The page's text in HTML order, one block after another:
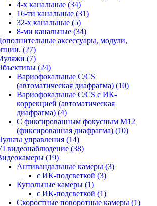
4-х канальные (34)
16-ти канальные (31)
32-х канальные (5)
8-ми канальные (34)
аксессуары, модули,
(27)
(7)
(24)
Вариофокальные C/CS
(автоматическая диафрагма) (10)
Вариофокальные C/CS с ИК-
коррекцией (автоматическая
диафрагма) (4)
С фиксированным фокусным М12
(фиксированная диафрагма) (10)
управления (14)
видеонаблюдение (38)
(19)
Антивандальные камеры (3)
с ИК-подсветкой (3)
Купольные камеры (1)
с ИК-подсветкой (1)
Скоростные поворотные камеры (1)